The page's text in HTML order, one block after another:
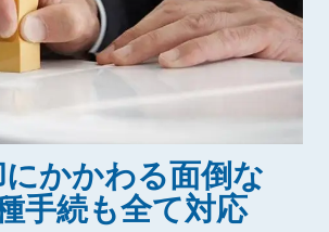
にかかわる面倒な
手続も全て対応